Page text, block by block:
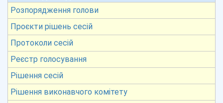
Розпорядження голови
Проєкти рішень сесій
Протоколи сесій
Реєстр голосування
Рішення сесій
Рішення виконавчого комітету